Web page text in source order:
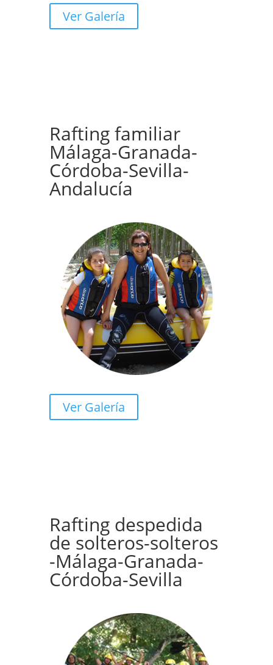
Ver Galería
Rafting familiar
Málaga-Granada-
Córdoba-Sevilla-
Andalucía
Ver Galería
Rafting despedida
de solteros-solteros
-Málaga-Granada-
Córdoba-Sevilla